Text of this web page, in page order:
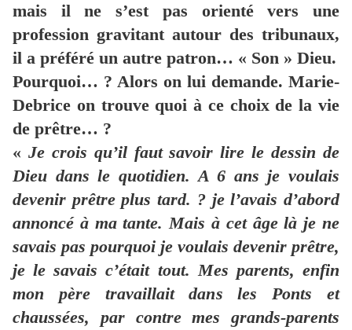
mais il ne s’est pas orienté vers une
profession gravitant autour des tribunaux,
il a préféré un autre patron… « Son » Dieu.
Pourquoi… ? Alors on lui demande. Marie-
Debrice on trouve quoi à ce choix de la vie
de prêtre… ?
« Je crois qu’il faut savoir lire le dessin de
Dieu dans le quotidien. A 6 ans je voulais
devenir prêtre plus tard. ? je l’avais d’abord
annoncé à ma tante. Mais à cet âge là je ne
savais pas pourquoi je voulais devenir prêtre,
je le savais c’était tout. Mes parents, enfin
mon père travaillait dans les Ponts et
chaussées, par contre mes grands-parents